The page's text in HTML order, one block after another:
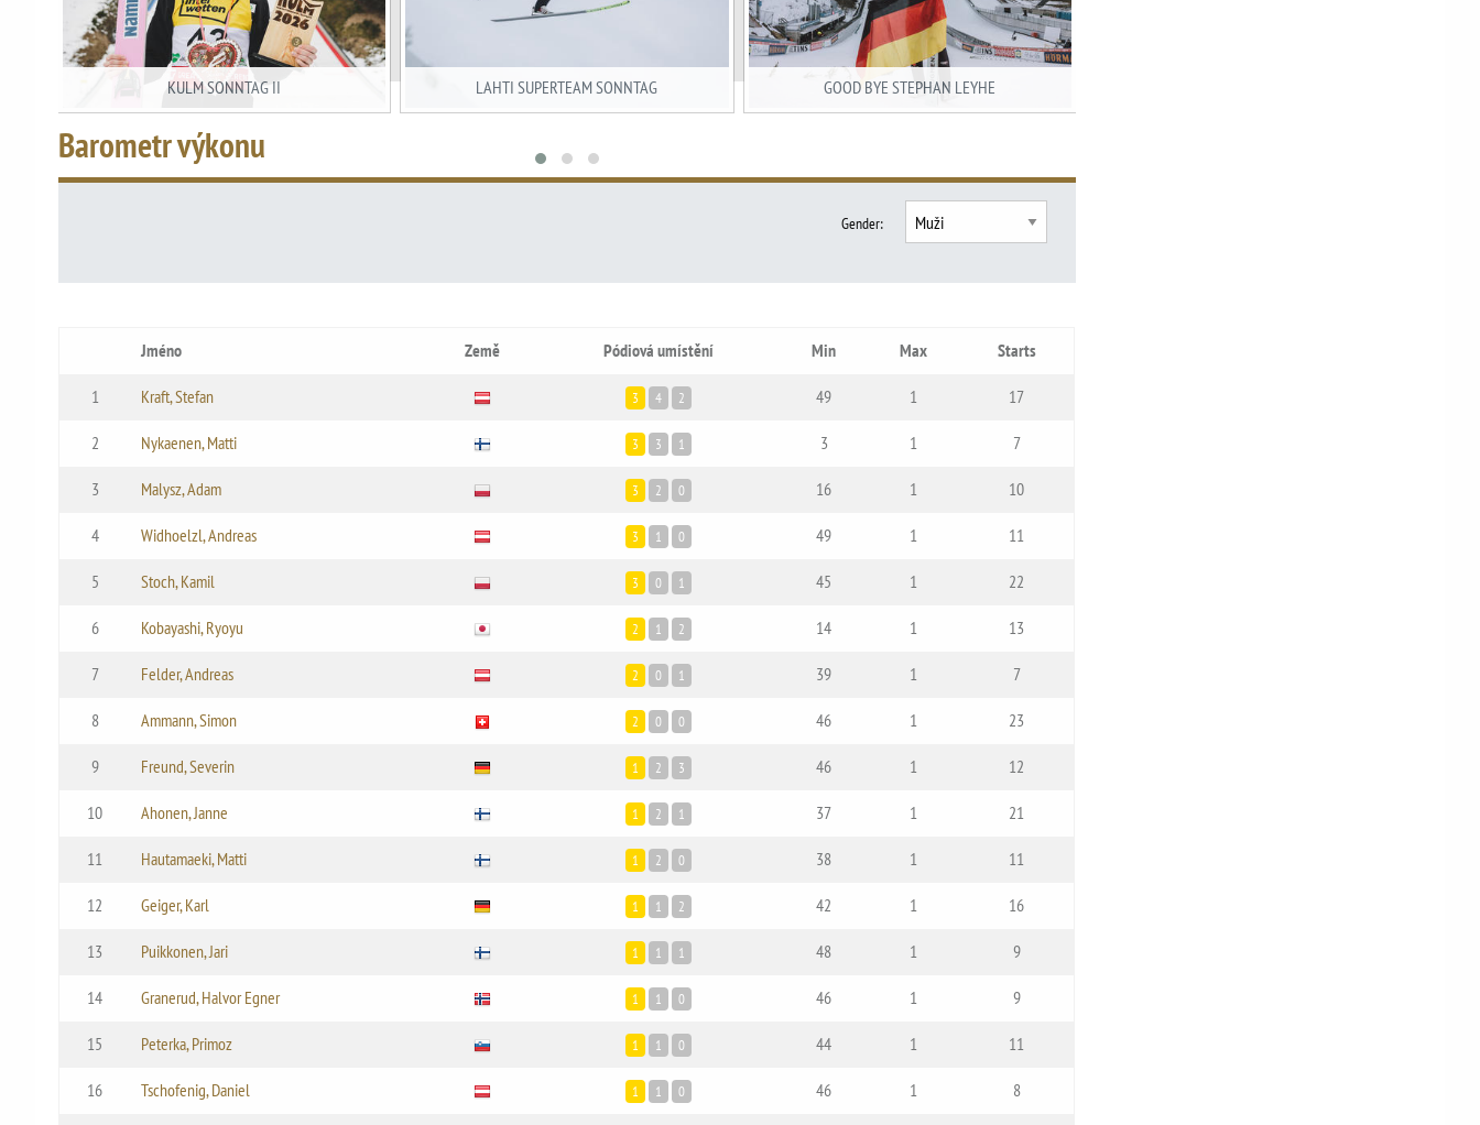
KULM SONNTAG II LAHTI SUPERTEAM SONNTAG GOOD BYE STEPHAN LEYHE
Barometr výkonu
Gender:
Jméno Země Pódiová umístění Min Max Starts
1 Kraft, Stefan 3 4 2 49 1 17
2 Nykaenen, Matti 3 3 1 3 1 7
3 Malysz, Adam 3 2 0 16 1 10
4 Widhoelzl, Andreas 3 1 0 49 1 11
5 Stoch, Kamil 3 0 1 45 1 22
6 Kobayashi, Ryoyu 2 1 2 14 1 13
7 Felder, Andreas 2 0 1 39 1 7
8 Ammann, Simon 2 0 0 46 1 23
9 Freund, Severin 1 2 3 46 1 12
10 Ahonen, Janne 1 2 1 37 1 21
11 Hautamaeki, Matti 1 2 0 38 1 11
12 Geiger, Karl 1 1 2 42 1 16
13 Puikkonen, Jari 1 1 1 48 1 9
14 Granerud, Halvor Egner 1 1 0 46 1 9
15 Peterka, Primoz 1 1 0 44 1 11
16 Tschofenig, Daniel 1 1 0 46 1 8